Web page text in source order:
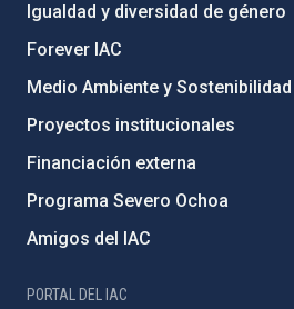
Igualdad y diversidad de género
Forever IAC
Medio Ambiente y Sostenibilidad
Proyectos institucionales
Financiación externa
Programa Severo Ochoa
Amigos del IAC
PORTAL DEL IAC